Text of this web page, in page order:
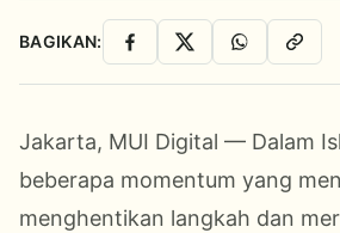
BAGIKAN: Facebook
X WhatsApp
Salin
Jakarta, MUI Digital — Dalam
beberapa momentum yang
menghentikan langkah dan